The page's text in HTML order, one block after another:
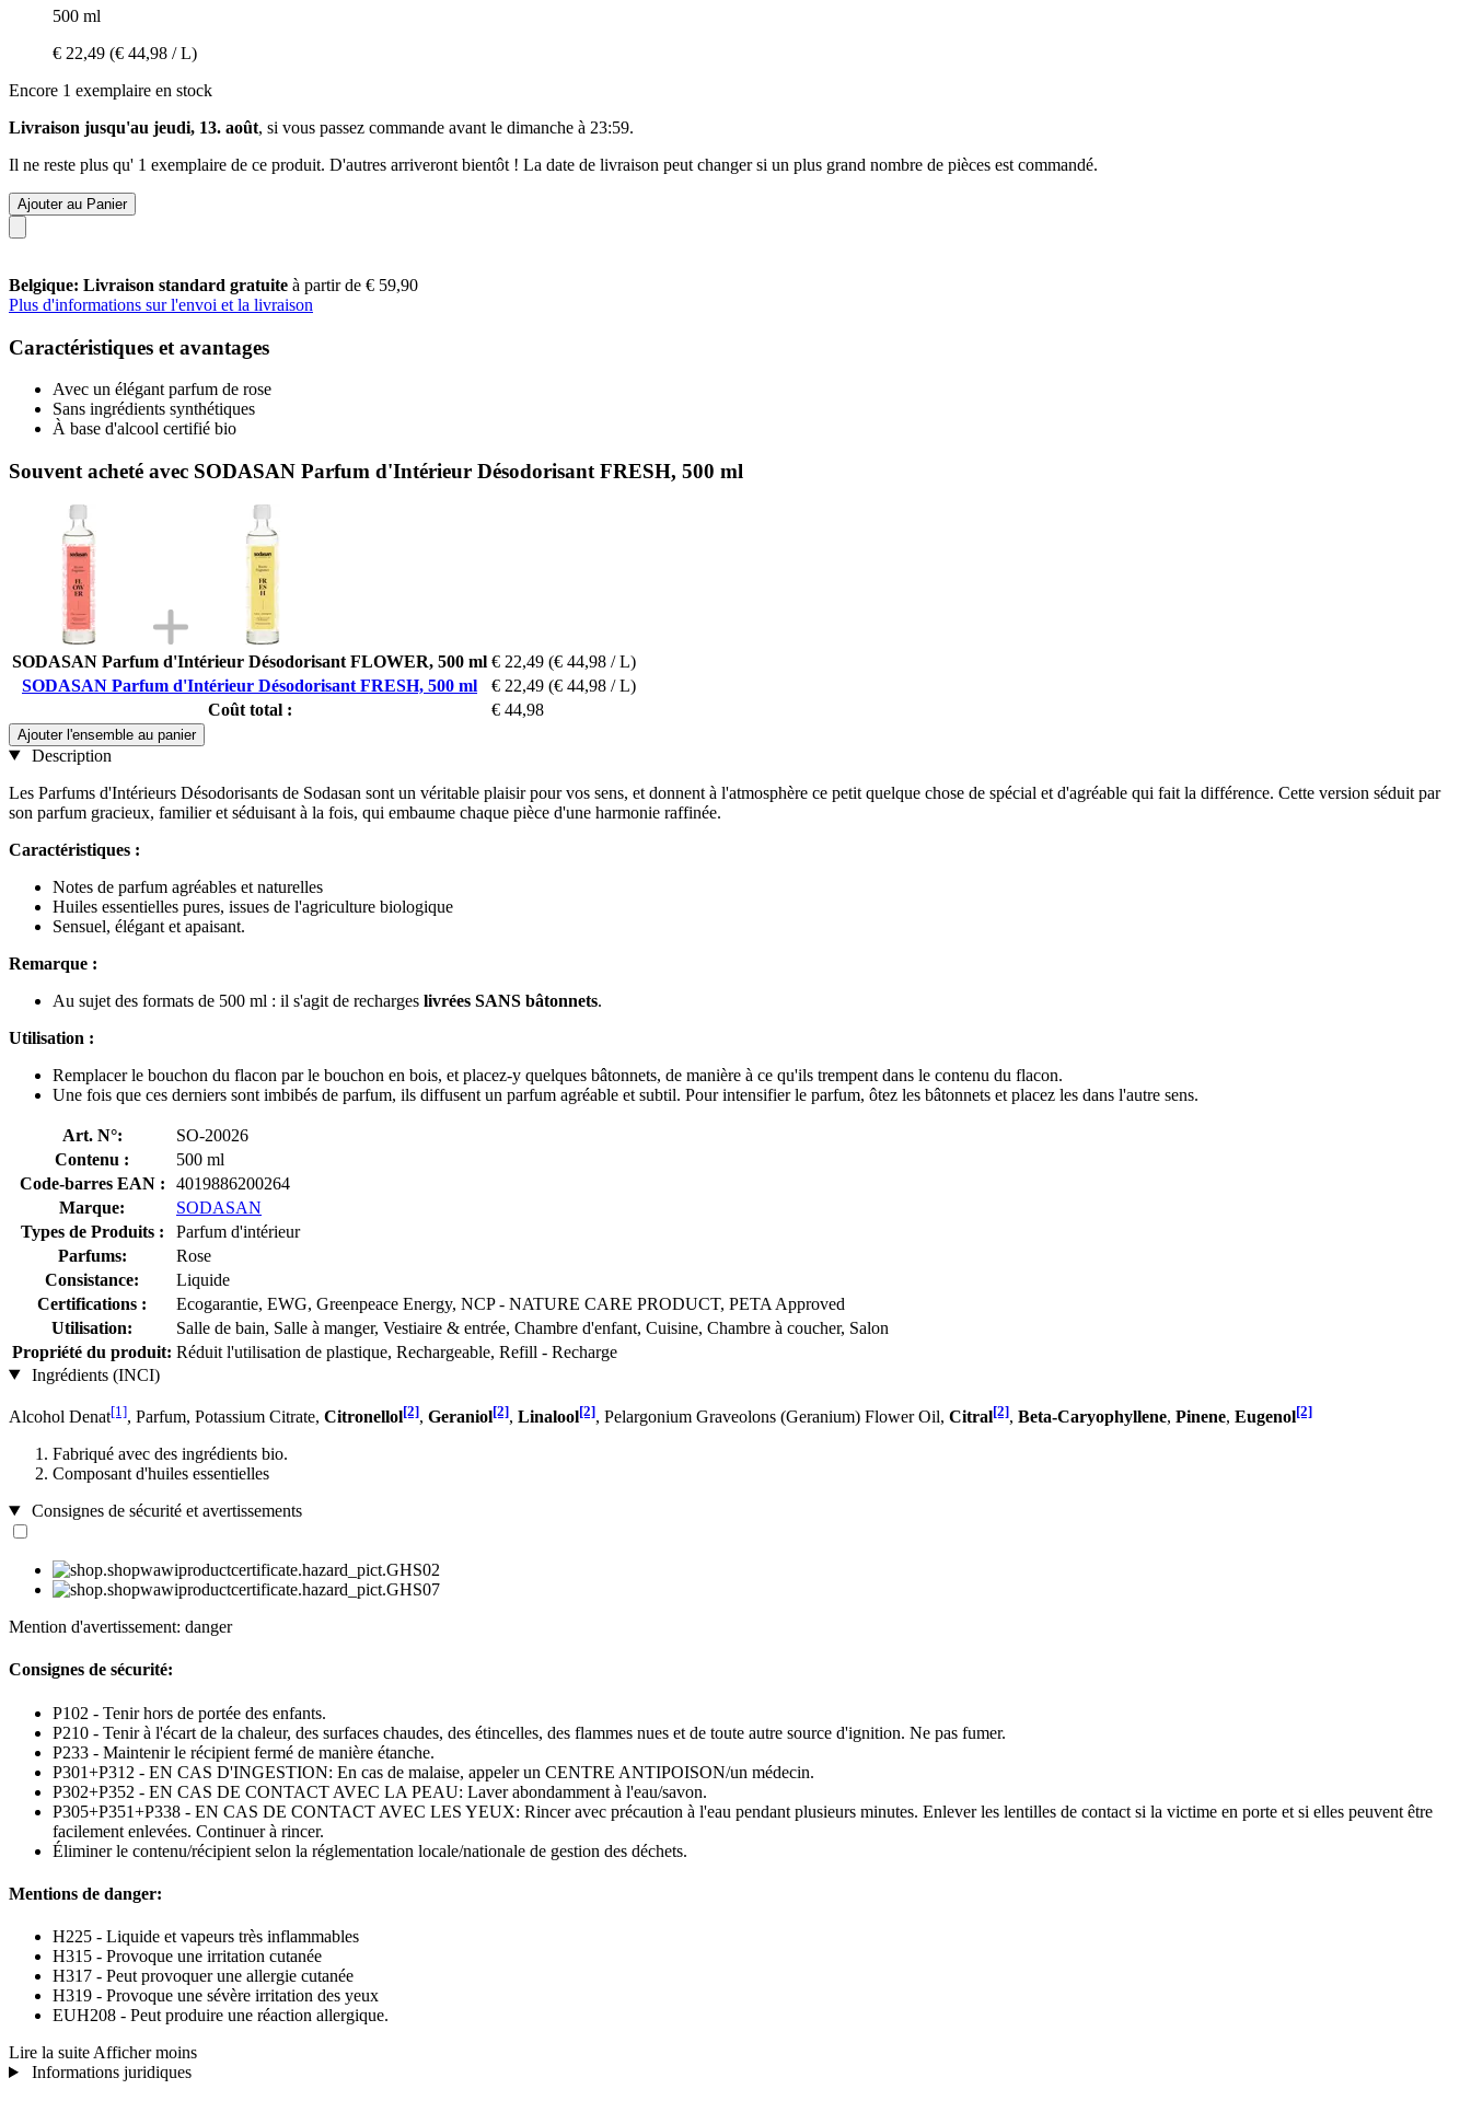
500 ml
€ 22,49 (€ 44,98 / L)
Encore 1 exemplaire en stock
Livraison jusqu'au jeudi, 13. août, si vous passez commande avant le dimanche à 23:59.
Il ne reste plus qu' 1 exemplaire de ce produit. D'autres arriveront bientôt ! La date de livraison peut changer si un plus grand nombre de pièces est commandé.
Ajouter au Panier
Belgique: Livraison standard gratuite à partir de € 59,90
Plus d'informations sur l'envoi et la livraison
Caractéristiques et avantages
Avec un élégant parfum de rose
Sans ingrédients synthétiques
À base d'alcool certifié bio
Souvent acheté avec SODASAN Parfum d'Intérieur Désodorisant FRESH, 500 ml
SODASAN Parfum d'Intérieur Désodorisant FLOWER, 500 ml € 22,49 (€ 44,98 / L)
SODASAN Parfum d'Intérieur Désodorisant FRESH, 500 ml
€ 22,49 (€ 44,98 / L)
Coût total :
€ 44,98
Ajouter l'ensemble au panier
Description
Les Parfums d'Intérieurs Désodorisants de Sodasan sont un véritable plaisir pour vos sens, et donnent à l'atmosphère ce petit quelque chose de spécial et d'agréable qui fait la différence. Cette version séduit par
son parfum gracieux, familier et séduisant à la fois, qui embaume chaque pièce d'une harmonie raffinée.
Caractéristiques :
Notes de parfum agréables et naturelles
Huiles essentielles pures, issues de l'agriculture biologique
Sensuel, élégant et apaisant.
Remarque :
Au sujet des formats de 500 ml : il s'agit de recharges livrées SANS bâtonnets.
Utilisation :
Remplacer le bouchon du flacon par le bouchon en bois, et placez-y quelques bâtonnets, de manière à ce qu'ils trempent dans le contenu du flacon.
Une fois que ces derniers sont imbibés de parfum, ils diffusent un parfum agréable et subtil. Pour intensifier le parfum, ôtez les bâtonnets et placez les dans l'autre sens.
Art. N°:
SO-20026
Contenu :
500 ml
Code-barres EAN :
4019886200264
Marque:
SODASAN
Types de Produits :
Parfum d'intérieur
Parfums:
Rose
Consistance:
Liquide
Certifications :
Ecogarantie, EWG, Greenpeace Energy, NCP - NATURE CARE PRODUCT, PETA Approved
Utilisation:
Salle de bain, Salle à manger, Vestiaire & entrée, Chambre d'enfant, Cuisine, Chambre à coucher, Salon
Propriété du produit: Réduit l'utilisation de plastique, Rechargeable, Refill - Recharge
Ingrédients (INCI)
Alcohol Denat[1], Parfum, Potassium Citrate, Citronellol[2], Geraniol[2], Linalool[2], Pelargonium Graveolons (Geranium) Flower Oil, Citral[2], Beta-Caryophyllene, Pinene, Eugenol[2]
Fabriqué avec des ingrédients bio.
Composant d'huiles essentielles
Consignes de sécurité et avertissements
Mention d'avertissement: danger
Consignes de sécurité:
P102 - Tenir hors de portée des enfants.
P210 - Tenir à l'écart de la chaleur, des surfaces chaudes, des étincelles, des flammes nues et de toute autre source d'ignition. Ne pas fumer.
P233 - Maintenir le récipient fermé de manière étanche.
P301+P312 - EN CAS D'INGESTION: En cas de malaise, appeler un CENTRE ANTIPOISON/un médecin.
P302+P352 - EN CAS DE CONTACT AVEC LA PEAU: Laver abondamment à l'eau/savon.
P305+P351+P338 - EN CAS DE CONTACT AVEC LES YEUX: Rincer avec précaution à l'eau pendant plusieurs minutes. Enlever les lentilles de contact si la victime en porte et si elles peuvent être
facilement enlevées. Continuer à rincer.
Éliminer le contenu/récipient selon la réglementation locale/nationale de gestion des déchets.
Mentions de danger:
H225 - Liquide et vapeurs très inflammables
H315 - Provoque une irritation cutanée
H317 - Peut provoquer une allergie cutanée
H319 - Provoque une sévère irritation des yeux
EUH208 - Peut produire une réaction allergique.
Lire la suite Afficher moins
Informations juridiques